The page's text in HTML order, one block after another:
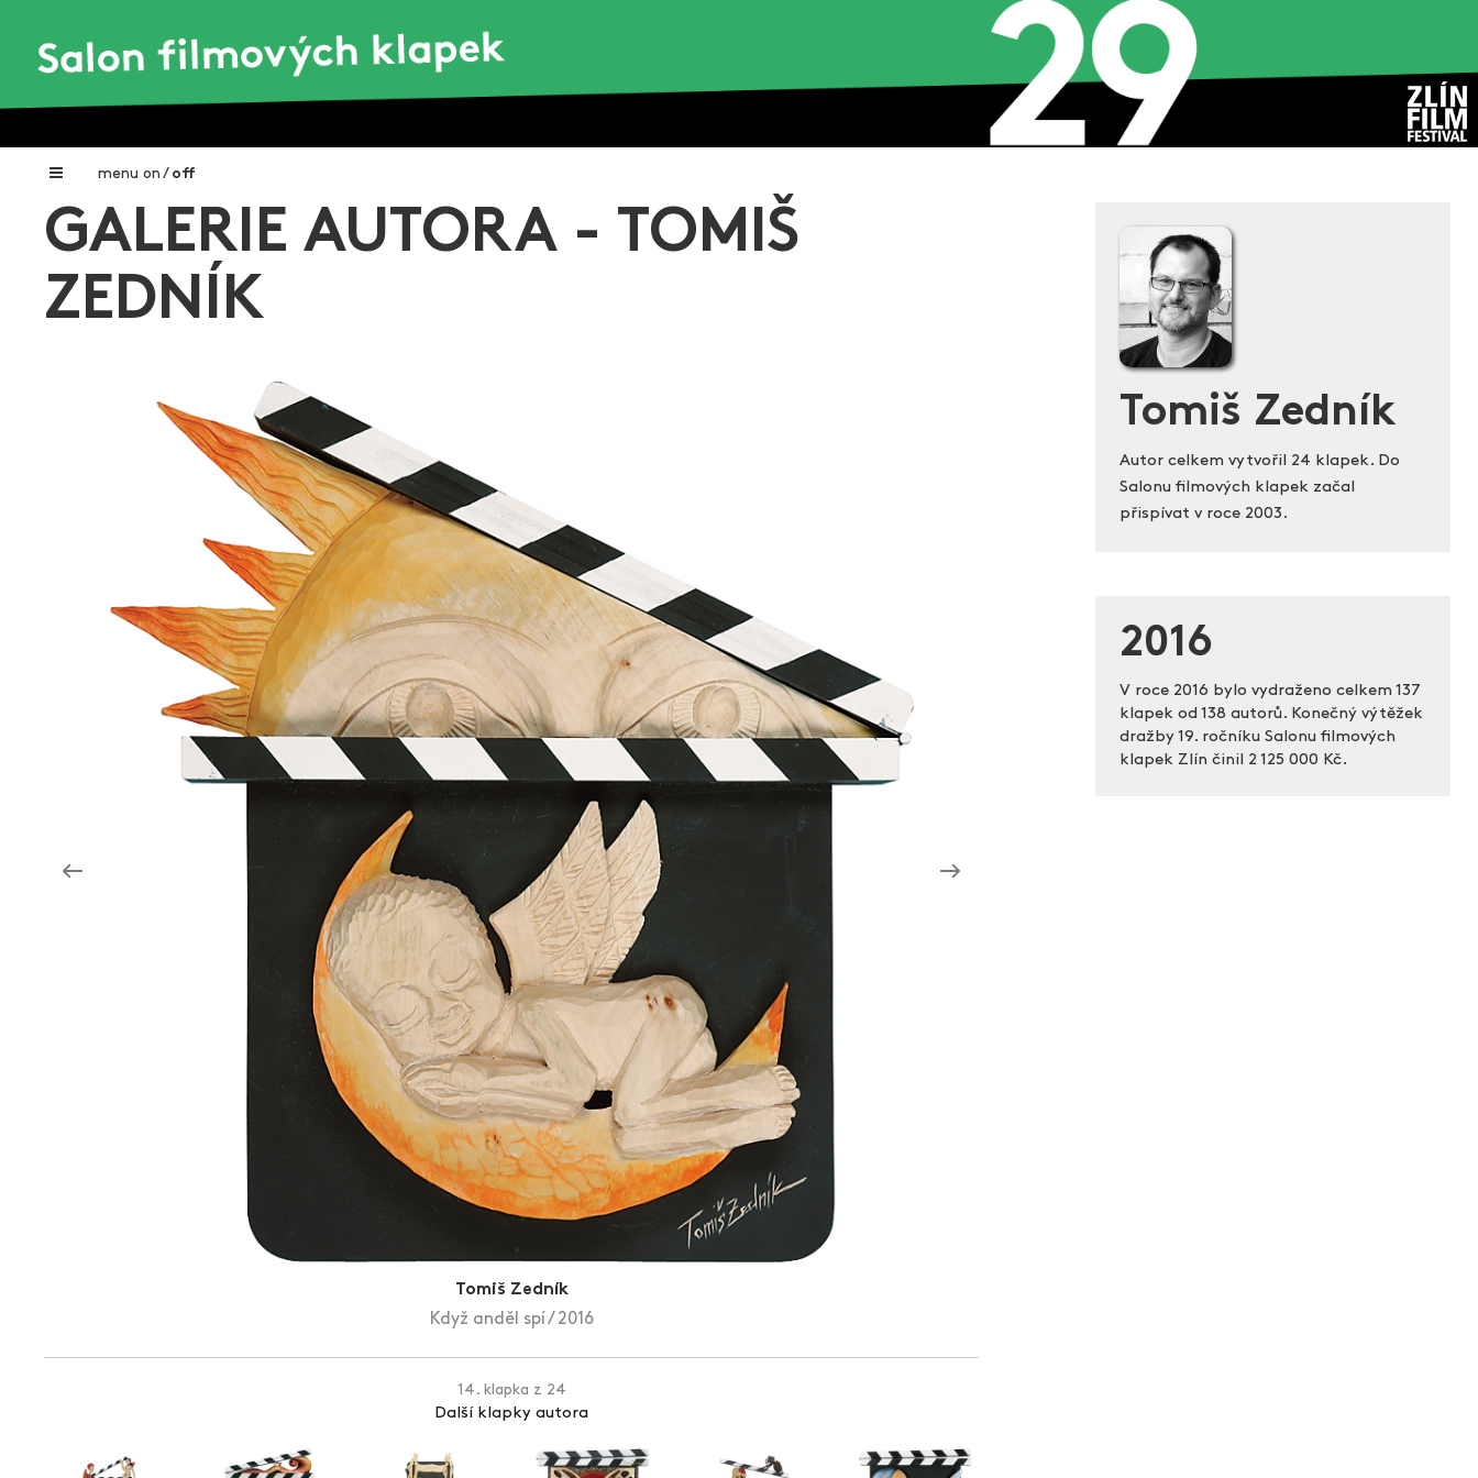
menu on / off
Home
Nadační fond FILMTALENT ZLÍN
Galerie filmových klapek
O projektu
Zlín Film Festival
GALERIE AUTORA - TOMIŠ
ZEDNÍK
Tomiš Zedník
Když anděl spí / 2016
14. klapka z 24
Další klapky autora
Tomiš Zedník
Autor celkem vytvořil 24 klapek. Do
Salonu filmových klapek začal
přispívat v roce 2003.
2016
V roce 2016 bylo vydraženo celkem 137
klapek od 138 autorů. Konečný výtěžek
dražby 19. ročníku Salonu filmových
klapek Zlín činil 2 125 000 Kč.